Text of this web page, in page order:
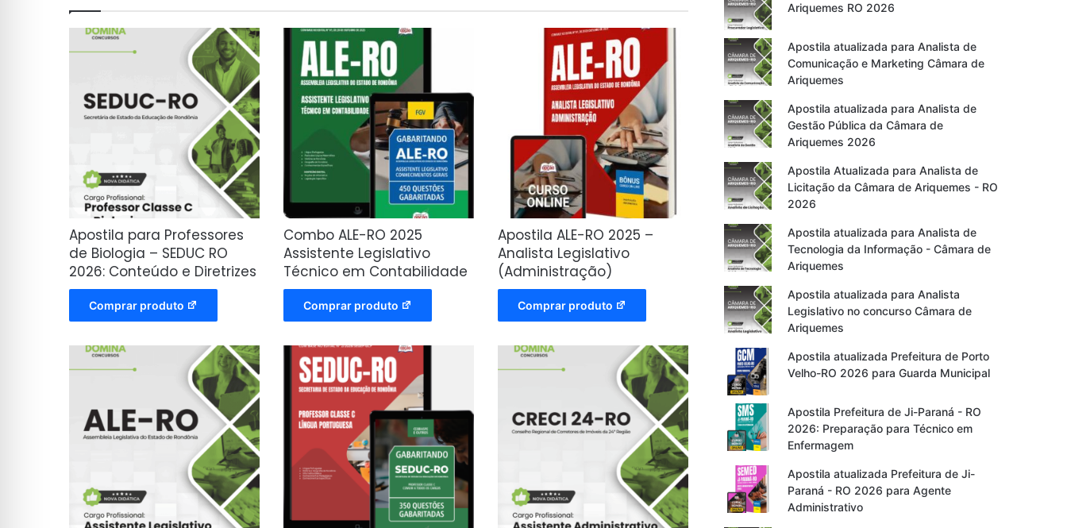
Apostila para Professores
de Biologia – SEDUC RO
2026: Conteúdo e Diretrizes
Comprar produto
Combo ALE-RO 2025
Assistente Legislativo
Técnico em Contabilidade
Comprar produto
Apostila ALE-RO 2025 –
Analista Legislativo
(Administração)
Comprar produto
Ariquemes RO 2026
Apostila atualizada para Analista de
Comunicação e Marketing Câmara de
Ariquemes
Apostila atualizada para Analista de
Gestão Pública da Câmara de
Ariquemes 2026
Apostila Atualizada para Analista de
Licitação da Câmara de Ariquemes - RO
2026
Apostila atualizada para Analista de
Tecnologia da Informação - Câmara de
Ariquemes
Apostila atualizada para Analista
Legislativo no concurso Câmara de
Ariquemes
Apostila atualizada Prefeitura de Porto
Velho-RO 2026 para Guarda Municipal
Apostila Prefeitura de Ji-Paraná - RO
2026: Preparação para Técnico em
Enfermagem
Apostila atualizada Prefeitura de Ji-
Paraná - RO 2026 para Agente
Administrativo